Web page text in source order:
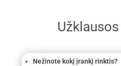
Nežinote kokį įrankį rinktis?